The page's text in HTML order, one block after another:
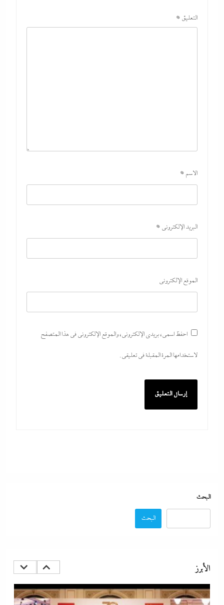
التعليق *
الاسم *
البريد الإلكتروني *
الموقع الإلكتروني
احفظ اسمي، بريدي الإلكتروني، والموقع الإلكتروني في هذا المتصفح
لاستخدامها المرة المقبلة في تعليقي.
البحث
البحث
الأبرز
الديد تايم بعد الاستنزاف الإيرانى: تعليمات قاهرة للمصانع العسكرية
الأمريكية لإنقاذ الجيش مع الحرب القادمة
9 أغسطس، 2026
حماس ولن تكون هناك دولة فلسطينية ولا إيران نووية
والطريق بـ”إندكس” تفاصيل تصعيد شراكة القاهرة وبكين
9 أغسطس، 2026